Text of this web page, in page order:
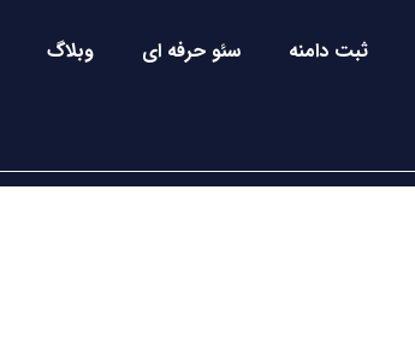
ثبت دامنه سئو حرفه ای وبلاگ